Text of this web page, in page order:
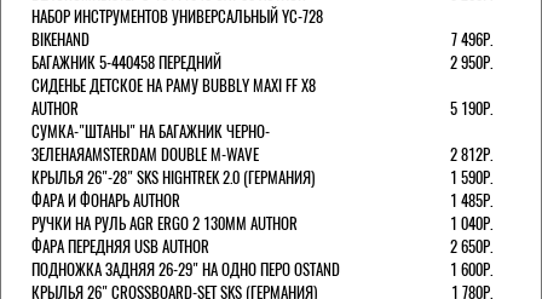
НАБОР ИНСТРУМЕНТОВ УНИВЕРСАЛЬНЫЙ YC-728
BIKEHAND
7 496Р.
БАГАЖНИК 5-440458 ПЕРЕДНИЙ
2 950Р.
СИДЕНЬЕ ДЕТСКОЕ НА РАМУ BUBBLY MAXI FF X8
AUTHOR
5 190Р.
СУМКА-"ШТАНЫ" НА БАГАЖНИК ЧЕРНО-
ЗЕЛЕНАЯAMSTERDAM DOUBLE M-WAVE
2 812Р.
КРЫЛЬЯ 26"-28" SKS HIGHTREK 2.0 (ГЕРМАНИЯ)
1 590Р.
ФАРА И ФОНАРЬ AUTHOR
1 485Р.
РУЧКИ НА РУЛЬ AGR ERGO 2 130ММ AUTHOR
1 040Р.
ФАРА ПЕРЕДНЯЯ USB AUTHOR
2 650Р.
ПОДНОЖКА ЗАДНЯЯ 26-29" НА ОДНО ПЕРО OSTAND
1 600Р.
КРЫЛЬЯ 26" CROSSBOARD-SET SKS (ГЕРМАНИЯ)
1 780Р.